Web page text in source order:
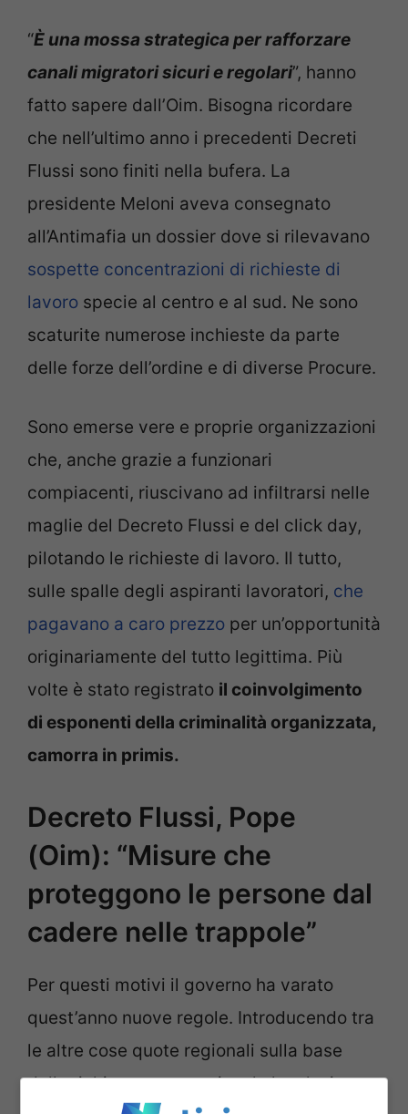
“È una mossa strategica per rafforzare
canali migratori sicuri e regolari”, hanno
fatto sapere dall’Oim. Bisogna ricordare
che nell’ultimo anno i precedenti Decreti
Flussi sono finiti nella bufera. La
presidente Meloni aveva consegnato
all’Antimafia un dossier dove si rilevavano
sospette concentrazioni di richieste di
lavoro specie al centro e al sud. Ne sono
scaturite numerose inchieste da parte
delle forze dell’ordine e di diverse Procure.
Sono emerse vere e proprie organizzazioni
che, anche grazie a funzionari
compiacenti, riuscivano ad infiltrarsi nelle
maglie del Decreto Flussi e del click day,
pilotando le richieste di lavoro. Il tutto,
sulle spalle degli aspiranti lavoratori, che
pagavano a caro prezzo per un’opportunità
originariamente del tutto legittima. Più
volte è stato registrato il coinvolgimento
di esponenti della criminalità organizzata,
camorra in primis.
Decreto Flussi, Pope
(Oim): “Misure che
proteggono le persone dal
cadere nelle trappole”
Per questi motivi il governo ha varato
quest’anno nuove regole. Introducendo tra
le altre cose quote regionali sulla base
della richiesta occupazionale locale, in